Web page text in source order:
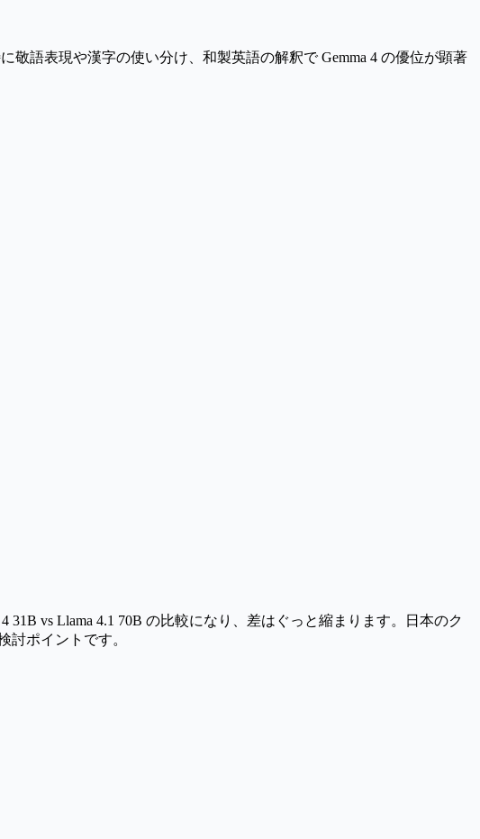
語表現や漢字の使い分け、和製英語の解釈で Gemma 4 の優位が顕著
31B vs Llama 4.1 70B の比較になり、差はぐっと縮まります。日本のク
討ポイントです。